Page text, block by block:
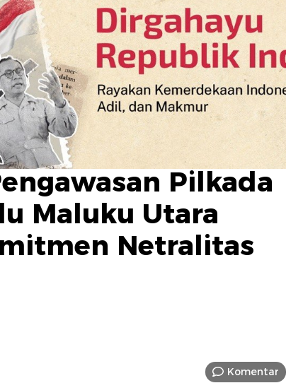
Pilkada
Maluku Utara
Netralitas
Komentar